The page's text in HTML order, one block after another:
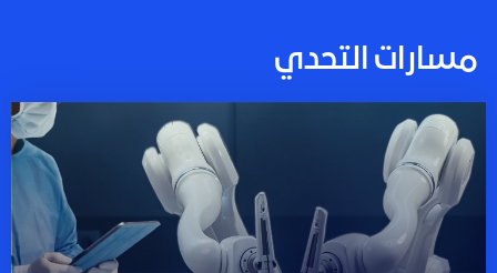
مسارات التحدي